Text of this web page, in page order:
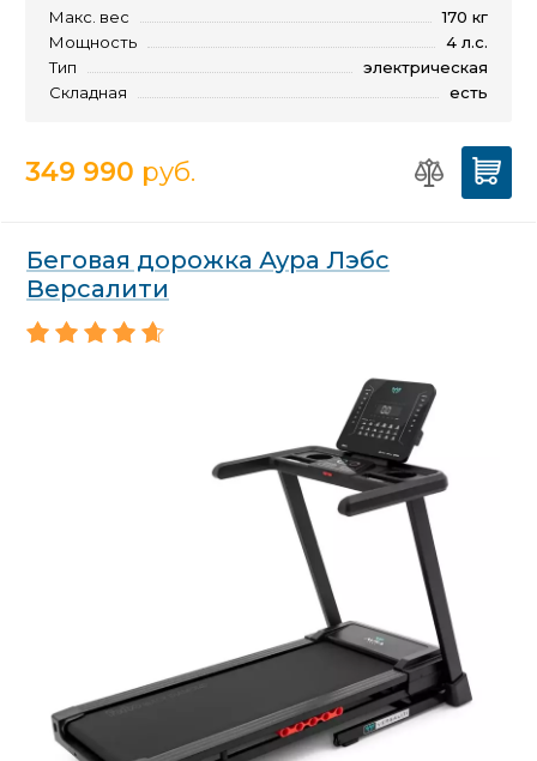
Макс. вес
170 кг
Мощность
4 л.с.
Тип
электрическая
Складная
есть
349 990 руб.
Беговая дорожка Аура Лэбс
Версалити